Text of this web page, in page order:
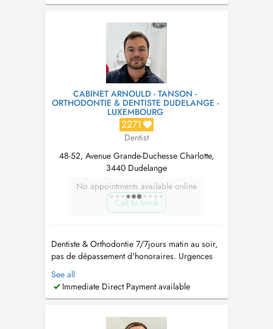
CABINET ARNOULD - TANSON -
ORTHODONTIE & DENTISTE DUDELANGE -
LUXEMBOURG
2271
Dentist
48-52, Avenue Grande-Duchesse Charlotte,
3440 Dudelange
No appointments available online
Call to book
Dentiste & Orthodontie 7/7jours matin au soir,
pas de dépassement d'honoraires. Urgences
dentaires Dentiste & Orthodontie Invisible et
conventionnelle, pour enfants et adultes,
urgences dentaires , prothèses, dents de
esthétiques. Depuis +10ans au...
See all
Immediate Direct Payment available